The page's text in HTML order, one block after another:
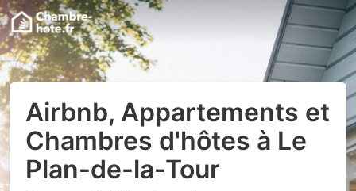
Airbnb, Appartements et
Chambres d'hôtes à Le
Plan-de-la-Tour